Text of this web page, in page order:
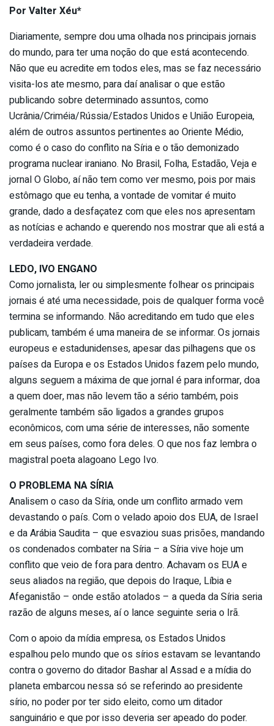
Por Valter Xéu*
Diariamente, sempre dou uma olhada nos principais jornais
do mundo, para ter uma noção do que está acontecendo.
Não que eu acredite em todos eles, mas se faz necessário
visita-los ate mesmo, para daí analisar o que estão
publicando sobre determinado assuntos, como
Ucrânia/Criméia/Rússia/Estados Unidos e União Europeia,
além de outros assuntos pertinentes ao Oriente Médio,
como é o caso do conflito na Síria e o tão demonizado
programa nuclear iraniano. No Brasil, Folha, Estadão, Veja e
jornal O Globo, aí não tem como ver mesmo, pois por mais
estômago que eu tenha, a vontade de vomitar é muito
grande, dado a desfaçatez com que eles nos apresentam
as notícias e achando e querendo nos mostrar que ali está a
verdadeira verdade.
LEDO, IVO ENGANO
Como jornalista, ler ou simplesmente folhear os principais
jornais é até uma necessidade, pois de qualquer forma você
termina se informando. Não acreditando em tudo que eles
publicam, também é uma maneira de se informar. Os jornais
europeus e estadunidenses, apesar das pilhagens que os
países da Europa e os Estados Unidos fazem pelo mundo,
alguns seguem a máxima de que jornal é para informar, doa
a quem doer, mas não levem tão a sério também, pois
geralmente também são ligados a grandes grupos
econômicos, com uma série de interesses, não somente
em seus países, como fora deles. O que nos faz lembra o
magistral poeta alagoano Lego Ivo.
O PROBLEMA NA SÍRIA
Analisem o caso da Síria, onde um conflito armado vem
devastando o país. Com o velado apoio dos EUA, de Israel
e da Arábia Saudita – que esvaziou suas prisões, mandando
os condenados combater na Síria – a Síria vive hoje um
conflito que veio de fora para dentro. Achavam os EUA e
seus aliados na região, que depois do Iraque, Líbia e
Afeganistão – onde estão atolados – a queda da Síria seria
razão de alguns meses, aí o lance seguinte seria o Irã.
Com o apoio da mídia empresa, os Estados Unidos
espalhou pelo mundo que os sírios estavam se levantando
contra o governo do ditador Bashar al Assad e a mídia do
planeta embarcou nessa só se referindo ao presidente
sírio, no poder por ter sido eleito, como um ditador
sanguinário e que por isso deveria ser apeado do poder.